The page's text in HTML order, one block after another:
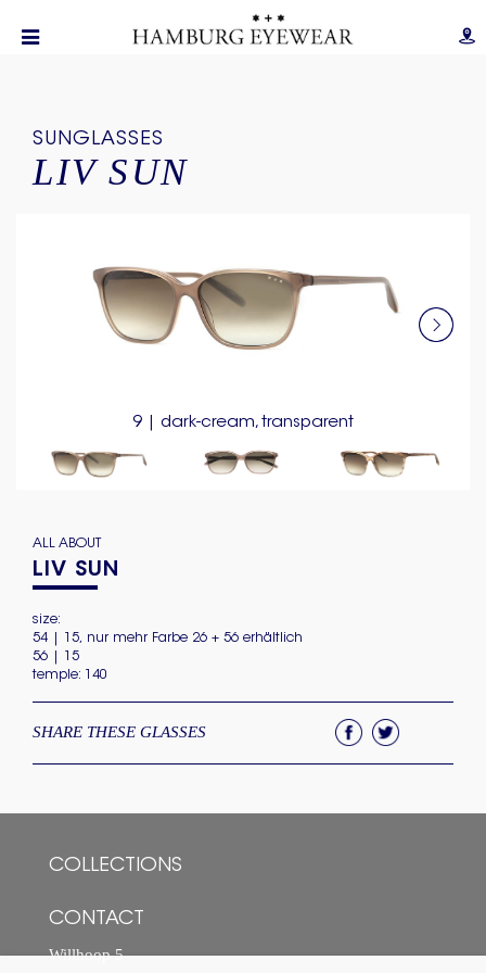
SUNGLASSES
LIV SUN
9 | dark-cream, transparent
ALL ABOUT
LIV SUN
size:
54 | 15, nur mehr Farbe 26 + 56 erhältlich
56 | 15
temple: 140
SHARE THESE GLASSES
COLLECTIONS
CONTACT
Willhoop 5